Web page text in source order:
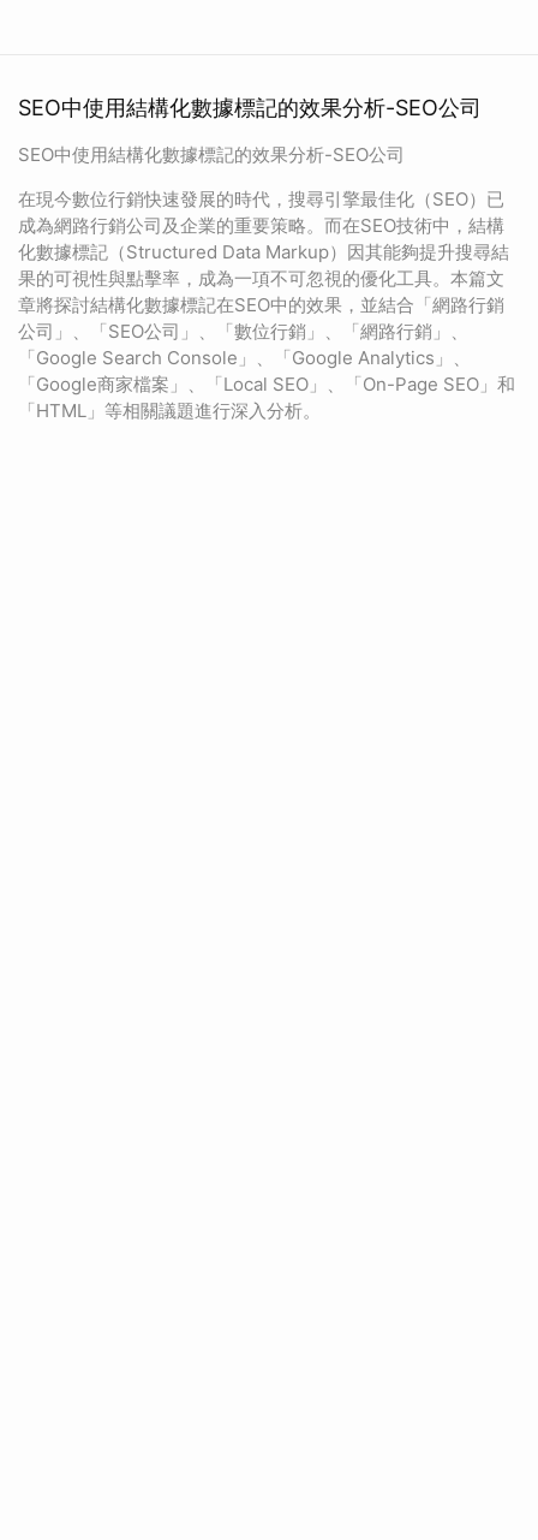
SEO中使用結構化數據標記的效果分析-SEO公司
SEO中使用結構化數據標記的效果分析-SEO公司
在現今數位行銷快速發展的時代，搜尋引擎最佳化（SEO）已
成為網路行銷公司及企業的重要策略。而在SEO技術中，結構
化數據標記（Structured Data Markup）因其能夠提升搜尋結
果的可視性與點擊率，成為一項不可忽視的優化工具。本篇文
章將探討結構化數據標記在SEO中的效果，並結合「網路行銷
公司」、「SEO公司」、「數位行銷」、「網路行銷」、
「Google Search Console」、「Google Analytics」、
「Google商家檔案」、「Local SEO」、「On-Page SEO」和
「HTML」等相關議題進行深入分析。